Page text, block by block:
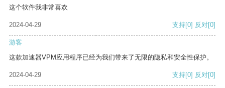
这个软件我非常喜欢
2024-04-29 支持[0] 反对[0]
游客
这款加速器VPM应用程序已经为我们带来了无限的隐私和安全性保护。
2024-04-29 支持[0] 反对[0]